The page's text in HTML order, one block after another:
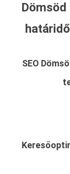
Dömsöd
SEO